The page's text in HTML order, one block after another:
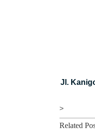
Jl.
>
Related